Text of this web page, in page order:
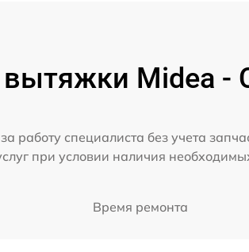
Midea -
работу специалиста без учета
при условии наличия
Время ремонта